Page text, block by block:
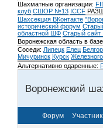
Шахматные организации:
клуб СШОР №13 ICCF
Шахсекция ВКонтакте
исторический форум
областной ШФ Старый сайт
Воронежская область в
Соседи: Липецк Елец
Мичуринск Курск
Альтернативно одаренные:
Воронежский
Форум